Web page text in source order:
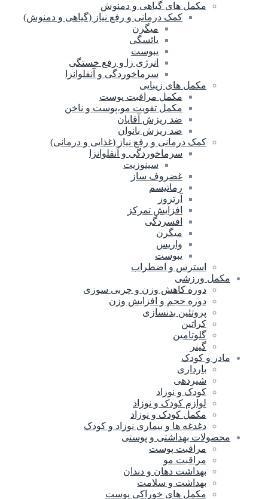
مکمل های گیاهی و دمنوش
کمک درمانی و رفع نیاز (گیاهی و دمنوش)
میگرن
یائسگی
یبوست
انرژی زا و رفع خستگی
سرماخوردگی و آنفلوانزا
مکمل های زیبایی
مکمل مراقبت پوست
مکمل تقویت مو،پوست و ناخن
ضد ریزش آقایان
ضد ریزش بانوان
کمک درمانی و رفع نیاز (غذایی و درمانی)
سرماخوردگی و آنفلوانزا
سینوزیت
غضروف ساز
رماتیسم
آرتروز
افزایش تمرکز
افسردگی
میگرن
واریس
یبوست
استرس و اضطراب
مکمل ورزشی
دوره کاهش وزن و چربی سوزی
دوره حجم و افزایش وزن
پروتئین بدنسازی
کراتین
گلوتامین
گینر
مادر و کودک
بارداری
شیردهی
کودک و نوزاد
لوازم کودک و نوزاد
مکمل کودک و نوزاد
دغدغه ها و بیماری نوزاد و کودک
محصولات بهداشتی و پوستی
مراقبت پوست
مراقبت مو
بهداشت دهان و دندان
بهداشت و سلامت
مکمل های خوراکی پوست